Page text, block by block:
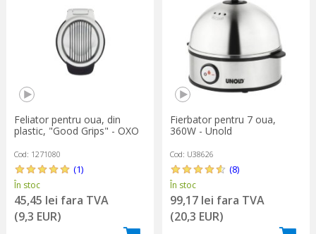
Feliator pentru oua, din
plastic, "Good Grips" - OXO
Cod: 1271080
(1)
În stoc
45,45 lei fara TVA
(9,3 EUR)
Fierbator pentru 7 oua,
360W - Unold
Cod: U38626
(8)
În stoc
99,17 lei fara TVA
(20,3 EUR)